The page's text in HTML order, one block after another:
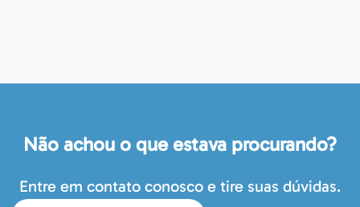
Não achou o que estava procurando?
Entre em contato conosco e tire suas dúvidas.